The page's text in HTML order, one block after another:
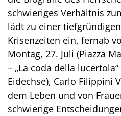
schwieriges Verhältnis
lädt zu einer
Krisenzeiten ein, fernab
Montag, 27. Juli (Piazza
– „La coda della
Eidechse), Carlo Filippini
dem Leben und von
schwierige